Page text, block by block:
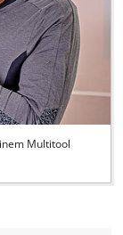
Multitool